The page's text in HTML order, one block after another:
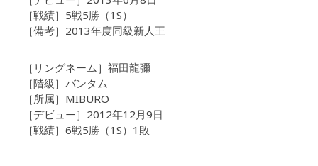
［戦績］5戦5勝（1S）
［備考］2013年度同級新人王
［リングネーム］福田龍彌
［階級］バンタム
［所属］MIBURO
［デビュー］2012年12月9日
［戦績］6戦5勝（1S）1敗